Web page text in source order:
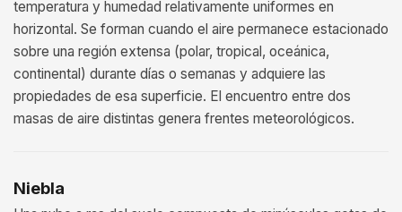
temperatura y humedad relativamente uniformes en
horizontal. Se forman cuando el aire permanece estacionado
sobre una región extensa (polar, tropical, oceánica,
continental) durante días o semanas y adquiere las
propiedades de esa superficie. El encuentro entre dos
masas de aire distintas genera frentes meteorológicos.
Niebla